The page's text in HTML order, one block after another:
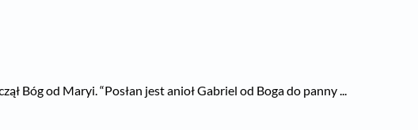
Bóg od Maryi. “Posłan jest anioł Gabriel od Boga do panny ...